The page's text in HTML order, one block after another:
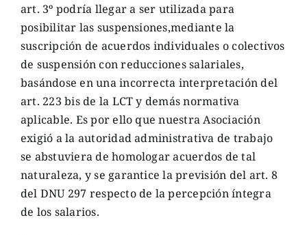
art. 3º podría llegar a ser utilizada para
posibilitar las suspensiones,mediante la
suscripción de acuerdos individuales o colectivos
de suspensión con reducciones salariales,
basándose en una incorrecta interpretación del
art. 223 bis de la LCT y demás normativa
aplicable. Es por ello que nuestra Asociación
exigió a la autoridad administrativa de trabajo
se abstuviera de homologar acuerdos de tal
naturaleza, y se garantice la previsión del art. 8
del DNU 297 respecto de la percepción íntegra
de los salarios.